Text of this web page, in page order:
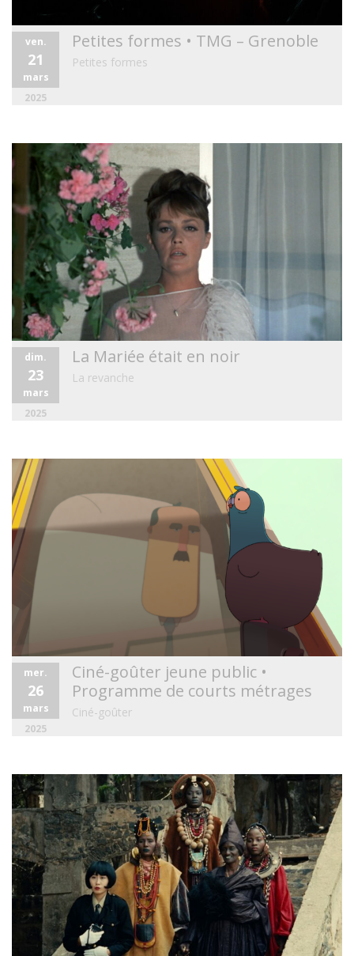
ven.
21
mars
2025
Petites formes • TMG – Grenoble
Petites formes
dim.
23
mars
2025
La Mariée était en noir
La revanche
mer.
26
mars
2025
Ciné-goûter jeune public •
Programme de courts métrages
Ciné-goûter